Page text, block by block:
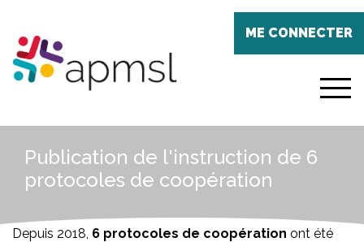
contenu
principal
ME CONNECTER
menu
Publication de l'instruction de 6
protocoles de coopération
Depuis 2018, 6 protocoles de coopération ont été